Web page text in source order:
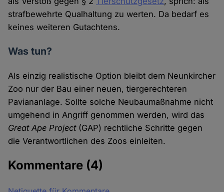
strafbewehrte Qualhaltung zu werten. Da bedarf es
keines weiteren Gutachtens.
Was tun?
Als einzig realistische Option bleibt dem Neunkircher
Zoo nur der Bau einer neuen, tiergerechteren
Paviananlage. Sollte solche Neubaumaßnahme nicht
umgehend in Angriff genommen werden, wird das
Great Ape Project(GAP) rechtliche Schritte gegen
die Verantwortlichen des Zoos einleiten.
Kommentare (4)